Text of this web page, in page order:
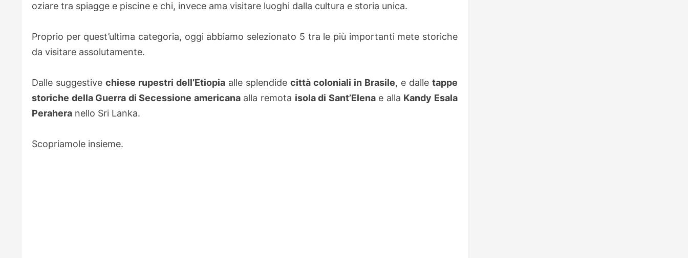
oziare tra spiagge e piscine e chi, invece ama visitare luoghi dalla cultura e storia unica.
Proprio per quest’ultima categoria, oggi abbiamo selezionato 5 tra le più importanti mete storiche
da visitare assolutamente.
Dalle suggestive chiese rupestri dell’Etiopia alle splendide città coloniali in Brasile, e dalle tappe
storiche della Guerra di Secessione americanaalla remota isola di Sant’Elenae alla Kandy Esala
Perahera nello Sri Lanka.
Scopriamole insieme.